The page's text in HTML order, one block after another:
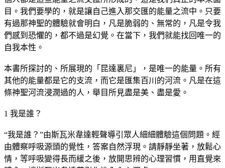
目。我們要學的，就是讓自己進入那交匯的能量之流中。只要
有過那神聖的體驗就會明白，凡是脆弱的、無常的，凡是令我
們感到恐懼的，都不過是幻覺。在當下，我們就能找回唯一的
自我本性。
本書所探討的、所展現的「昆達裏尼」，是唯一的能量。所有
其他的能量都是它的支流，而它是匯集百川的河流。凡是在這
條神聖河流浸潤過的人，舉目所見盡是美、盡是愛。
1 我是誰？
“我是誰？”由斯瓦米韋達輕聲導引眾人細細體驗這個問題。經
由體察呼吸源頭的覺性，答案自然浮現。請靜靜坐著，放鬆心
情，等呼吸變得長而緩之後，放開思辨的心理習慣，用直覺來